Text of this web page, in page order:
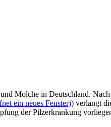
Molche in Deutschland.
ein neues Fenster)) verlangt
der Pilzerkrankung